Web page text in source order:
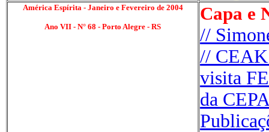
América Espírita - Janeiro e Fevereiro de 2004
Ano VII - N° 68 - Porto Alegre - RS
Capa e
//
// CEAK
visita
da